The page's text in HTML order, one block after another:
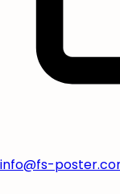
info@fs-